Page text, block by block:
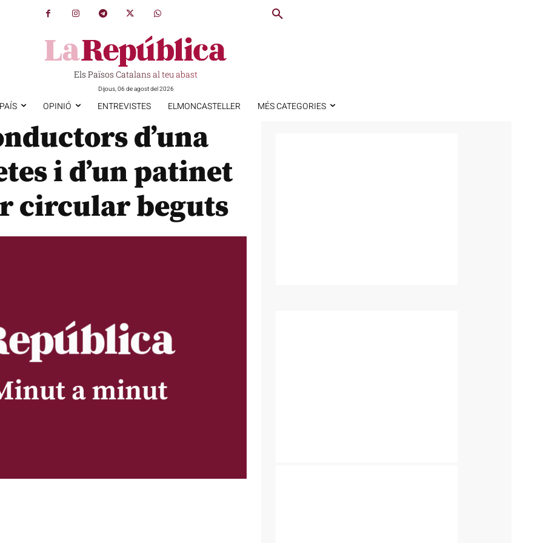
Els Països Catalans al teu abast
Dijous, 06 de agost del 2026
OPINIÓ ENTREVISTES ELMONCASTELLER MÉS CATEGORIES
d’una
i d’un patinet
circular beguts